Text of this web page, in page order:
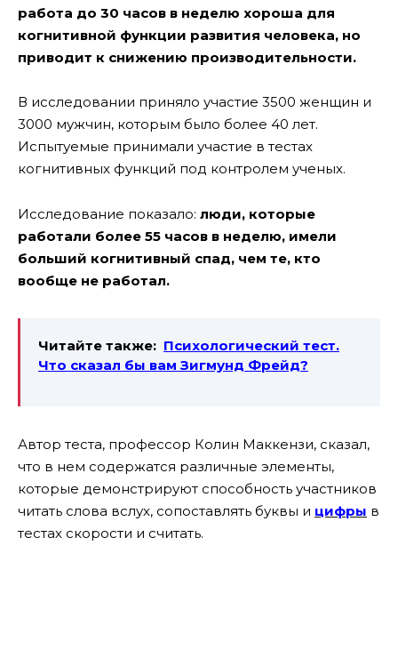
работа до 30 часов в неделю хороша для
когнитивной функции развития человека, но
приводит к снижению производительности.
В исследовании приняло участие 3500 женщин и
3000 мужчин, которым было более 40 лет.
Испытуемые принимали участие в тестах
когнитивных функций под контролем ученых.
Исследование показало: люди, которые
работали более 55 часов в неделю, имели
больший когнитивный спад, чем те, кто
вообще не работал.
Читайте также: Психологический тест.
Что сказал бы вам Зигмунд Фрейд?
Автор теста, профессор Колин Маккензи, сказал,
что в нем содержатся различные элементы,
которые демонстрируют способность участников
читать слова вслух, сопоставлять буквы и цифры в
тестах скорости и считать.